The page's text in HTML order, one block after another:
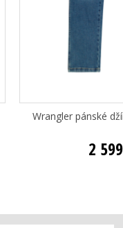
Wrangler pánské
2